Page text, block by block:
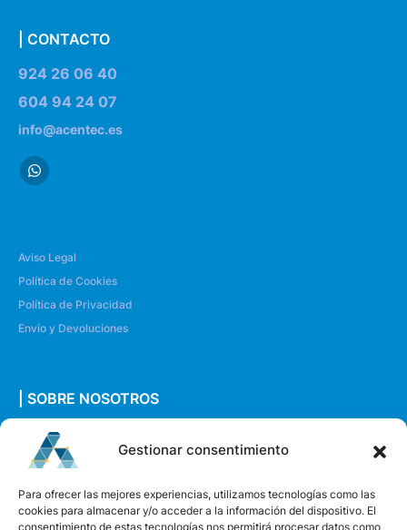
Gestionar consentimiento
Para ofrecer las mejores experiencias, utilizamos tecnologías como las
cookies para almacenar y/o acceder a la información del dispositivo. El
consentimiento de estas tecnologías nos permitirá procesar datos como
| CONTACTO
924 26 06 40
604 94 24 07
info@acentec.es
Aviso Legal
Política de Cookies
Política de Privacidad
Envío y Devoluciones
| SOBRE NOSOTROS
Quiénes somos
Envíanos un mensaje